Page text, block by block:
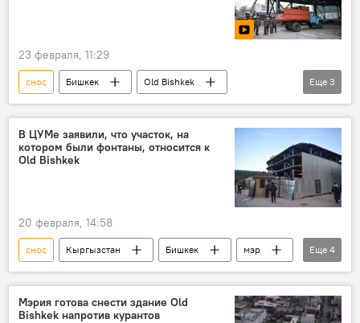
23 февраля, 11:29
снос Бишкек
Old Bishkek
демонтаж
конструкция видео
Еще 3
В ЦУМе заявили, что участок, на
котором были фонтаны, относится к
Old Bishkek
20 февраля, 14:58
снос Кыргызстан Бишкек
мэр
Айбек Джунушалиев
Old Bishkek
проект
эскизы
Еще 4
Мэрия готова снести здание Old
Bishkek напротив курантов